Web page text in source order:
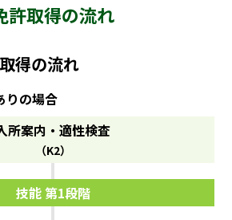
許取得の流れ
得の流れ
りの場合
所案内・適性検査
（K2）
技能 第1段階